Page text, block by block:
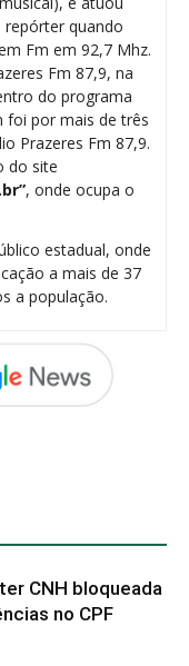
quando
Fm em 92,7 Mhz.
Fm 87,9, na
do programa
foi por mais de três
Prazeres Fm 87,9.
do site
, onde ocupa o
estadual, onde
a mais de 37
a população.
CNH bloqueada
no CPF